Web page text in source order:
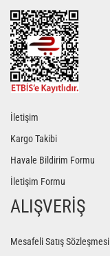
İletişim
Kargo Takibi
Havale Bildirim Formu
İletişim Formu
ALIŞVERİŞ
Mesafeli Satış Sözleşmesi